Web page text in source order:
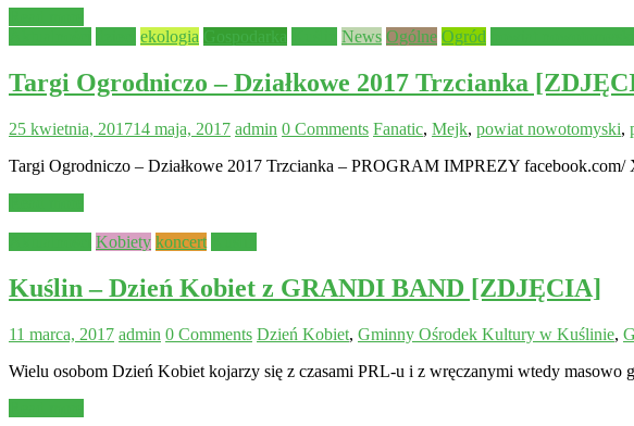
ekologia News Ogólne Ogród
Targi Ogrodniczo – Działkowe 2017 Trzcianka
25 kwietnia, 201714 maja, 2017 admin 0 Comments Fanatic, Mejk, powiat nowotomyski,
Targi Ogrodniczo – Działkowe 2017 Trzcianka – PROGRAM IMPREZY
Kobiety koncert
Kuślin – Dzień Kobiet z GRANDI BAND [ZDJĘCIA]
11 marca, 2017 admin 0 Comments Dzień Kobiet, Gminny Ośrodek Kultury w Kuślinie,
Wielu osobom Dzień Kobiet kojarzy się z czasami PRL-u i z wręczanymi wtedy masowo